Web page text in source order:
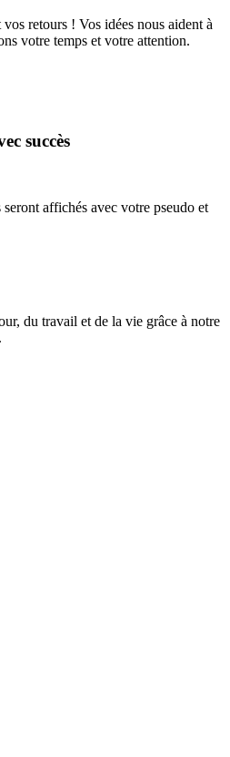
retours ! Vos idées nous aident à
votre temps et votre attention.
succès
affichés avec votre pseudo et
du travail et de la vie grâce à notre